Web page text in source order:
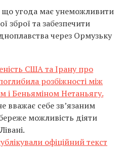
угода має унеможливити
зброї та забезпечити
через Ормузьку
США та Ірану про
розбіжності між
Беньяміном Нетаньягу.
вважає себе зв’язаним
можливість діяти
офіційний текст